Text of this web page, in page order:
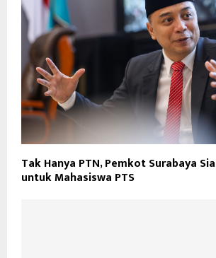
Tak Hanya PTN, Pemkot Surabaya
untuk Mahasiswa PTS